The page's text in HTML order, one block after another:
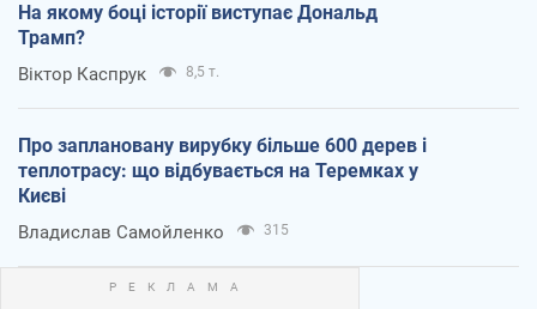
На якому боці історії виступає Дональд
Трамп?
Віктор Каспрук 8,5 т.
Про заплановану вирубку більше 600 дерев і
теплотрасу: що відбувається на Теремках у
Києві
Владислав Самойленко 315